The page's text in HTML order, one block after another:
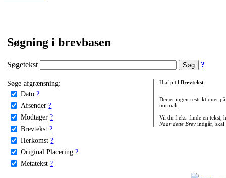
Søgning i brevbasen
Søgetekst ?
Søge-afgrænsning:
Dato ?
Afsender ?
Modtager ?
Brevtekst ?
Herkomst ?
Original Placering ?
Metatekst ?
Hjælp til Brevtekst:
Der er ingen restriktioner
normalt.
Vil du f.eks. finde en tekst,
Naar dette Brevindgår, skal